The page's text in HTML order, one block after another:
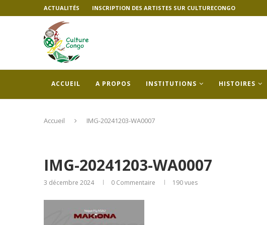
ACTUALITÉS INSCRIPTION DES ARTISTES SUR CULTURECONGO
ACCUEIL A PROPOS INSTITUTIONS HISTOIRES
Accueil IMG-20241203-WA0007
IMG-20241203-WA0007
3 décembre 2024 0 Commentaire 190vues